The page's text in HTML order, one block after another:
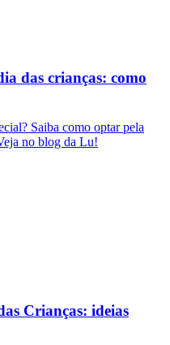
das crianças: como
Saiba como optar pela
no blog da Lu!
Crianças: ideias